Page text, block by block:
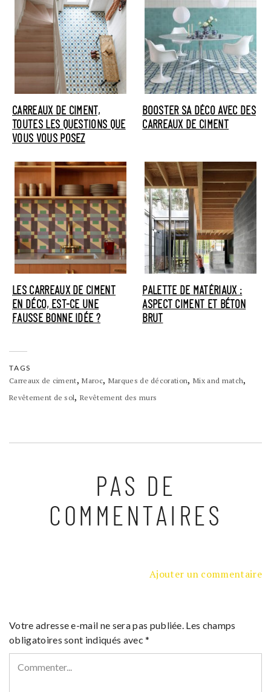
CARREAUX DE CIMENT,
TOUTES LES QUESTIONS QUE
VOUS VOUS POSEZ
BOOSTER SA DÉCO AVEC DES
CARREAUX DE CIMENT
LES CARREAUX DE CIMENT
EN DÉCO, EST-CE UNE
FAUSSE BONNE IDÉE ?
PALETTE DE MATÉRIAUX :
ASPECT CIMENT ET BÉTON
BRUT
TAGS
Carreaux de ciment,Maroc, Marques de décoration,Mix and match,
Revêtement de sol,Revêtement des murs
PAS DE
COMMENTAIRES
Ajouter un commentaire
Votre adresse e-mail ne sera pas publiée. Les champs
obligatoires sont indiqués avec*